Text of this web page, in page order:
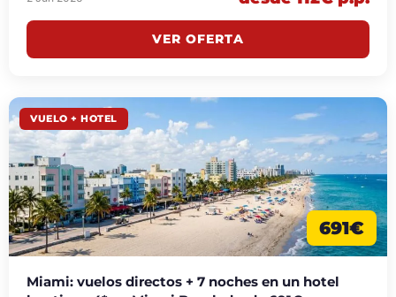
VER OFERTA
VUELO + HOTEL
691€
Miami: vuelos directos + 7 noches en un hotel